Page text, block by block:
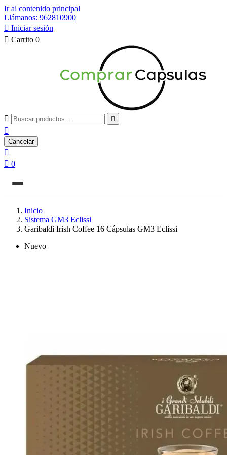
Ir al contenido principal
Llámanos: 962810900
 Iniciar sesión
 Carrito 0
 

Cancelar

 0
Inicio
Sistema GM3 Eclissi
Garibaldi Irish Coffee 16 Cápsulas GM3 Eclissi
Nuevo